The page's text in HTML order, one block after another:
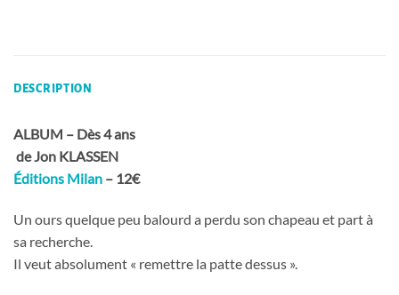
DESCRIPTION
ALBUM – Dès 4 ans
de Jon KLASSEN
Éditions Milan – 12€
Un ours quelque peu balourd a perdu son chapeau et part à
sa recherche.
Il veut absolument « remettre la patte dessus ».